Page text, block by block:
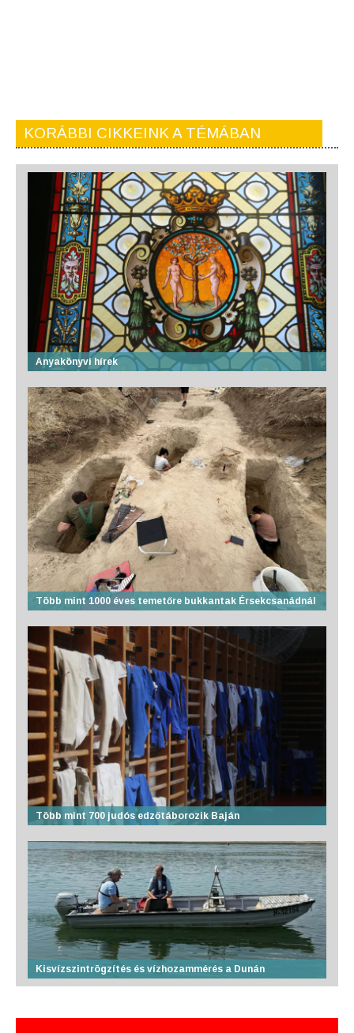
KORÁBBI CIKKEINK A TÉMÁBAN
Anyakönyvi hírek
Több mint 1000 éves temetőre bukkantak Érsekcsanádnál
Több mint 700 judós edzőtáborozik Baján
Kisvízszintrögzítés és vízhozammérés a Dunán